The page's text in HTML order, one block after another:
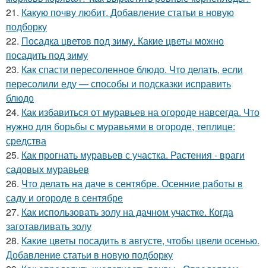
21. Какую почву любит. Добавление статьи в новую
подборку
22. Посадка цветов под зиму. Какие цветы можно
посадить под зиму
23. Как спасти пересоленное блюдо. Что делать, если
пересолили еду — способы и подсказки исправить
блюдо
24. Как избавиться от муравьев на огороде навсегда. Что
нужно для борьбы с муравьями в огороде, теплице:
средства
25. Как прогнать муравьев с участка. Растения - враги
садовых муравьев
26. Что делать на даче в сентябре. Осенние работы в
саду и огороде в сентябре
27. Как использовать золу на дачном участке. Когда
заготавливать золу
28. Какие цветы посадить в августе, чтобы цвели осенью.
Добавление статьи в новую подборку